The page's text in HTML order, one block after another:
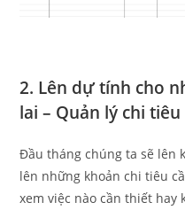
2. Lên dự tính cho
lai – Quản lý chi tiêu
Đầu tháng chúng ta sẽ lên
lên những khoản chi tiêu
xem việc nào cần thiết